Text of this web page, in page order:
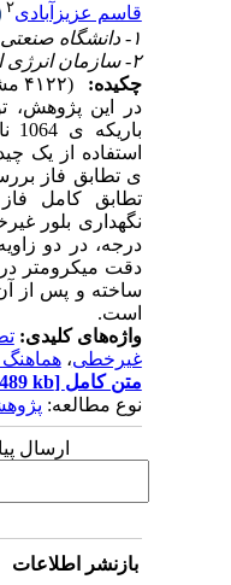
قاسم عزیزآبادی
چکیده:
در این پژوهش،
استفاده از یک
ی تطابق فاز
تطابق کامل
نگهداری بلور
درجه، در دو
ساخته و پس از
است.
واژه‌های کلیدی:
غیرخطی،هماهنگ
متن کامل[PDF 489 kb]
نوع مطالعه:
ارسال
بازنشر اطلاعات